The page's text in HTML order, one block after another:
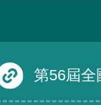
第56屆全